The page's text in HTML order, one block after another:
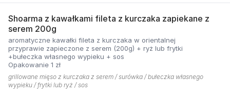
Shoarma z kawałkami fileta z kurczaka zapiekane z
serem 200g
aromatyczne kawałki fileta z kurczaka w orientalnej
przyprawie zapieczone z serem (200g) + ryż lub frytki
+bułeczka własnego wypieku + sos
Opakowanie 1 zł
grillowane mięso z kurczaka z serem / surówka / bułeczka własnego
wypieku / frytki lub ryż / sos